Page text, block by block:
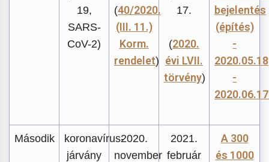
19,
SARS-
CoV-2)
(40/2020.
(III. 11.)
Korm.
rendelet)
17.
(2020.
évi LVII.
törvény)
bejelentés
(építés)
-
2020.05.18
-
Második
koronavírus-
járvány
2020.
november
2021.
február
A 300
és 1000